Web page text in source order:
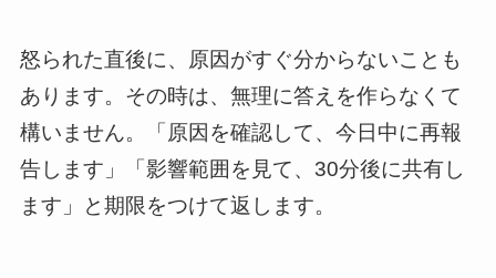
怒られた直後に、原因がすぐ分からないことも
あります。その時は、無理に答えを作らなくて
構いません。「原因を確認して、今日中に再報
告します」「影響範囲を見て、30分後に共有し
ます」と期限をつけて返します。